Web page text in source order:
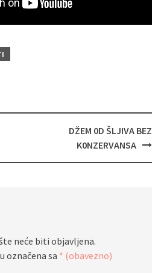
DŽEM 0D ŠLJIVA BEZ
K0NZERVANSA
neće biti objavljena.
označena sa * (obavezno)